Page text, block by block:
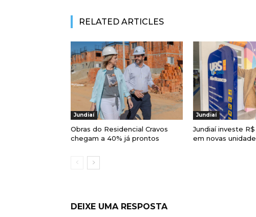
RELATED ARTICLES
Jundiaí
Obras do Residencial Cravos
chegam a 40% já prontos
Jundiaí
Jundiaí investe
em novas
DEIXE UMA RESPOSTA